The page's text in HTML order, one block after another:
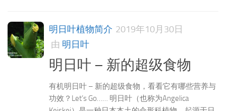
明日叶植物简介 2019年10月30日
由 明日叶
明日叶 – 新的超级食物
有机明日叶 – 新的超级食物，看看它有哪些营养与
功效？Let’s Go…… 明日叶（也称为Angelica